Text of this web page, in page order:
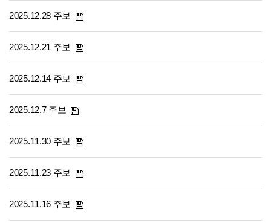
2025.12.28 주보
2025.12.21 주보
2025.12.14 주보
2025.12.7 주보
2025.11.30 주보
2025.11.23 주보
2025.11.16 주보